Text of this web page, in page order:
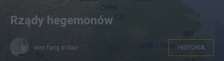
Rządy hegemonów
wen fang si bao HISTORIA